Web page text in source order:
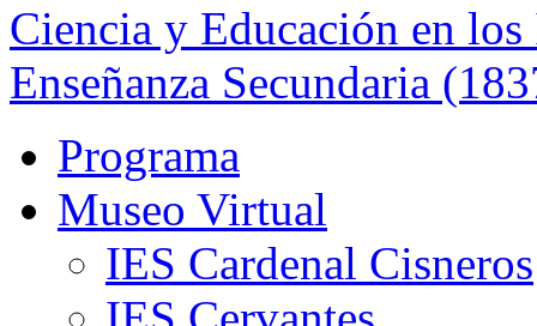
Ciencia y Educación en
Enseñanza Secundaria
Programa
Museo Virtual
IES Cardenal Cisneros